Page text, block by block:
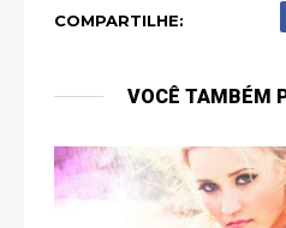
COMPARTILHE:
VOCÊ TAMBÉM